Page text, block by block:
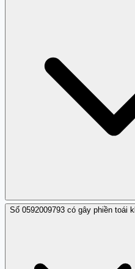
Bạn nên tránh cung cấp
Số 0592009793 có gây phiền toái